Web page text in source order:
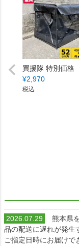
買援隊 特別価格
¥2,970
税込
2026.07.29
熊本県
品の配送に遅れが発生
ご指定日時にお届けで